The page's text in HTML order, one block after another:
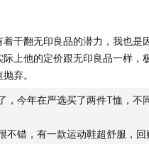
干翻无印良品的潜力，我也是
上他的定价跟无印良品一样，
弃。
，今年在严选买了两件T恤，不
不错，有一款运动鞋超舒服，回